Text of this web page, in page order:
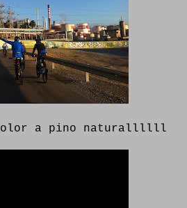
a pino naturallllll